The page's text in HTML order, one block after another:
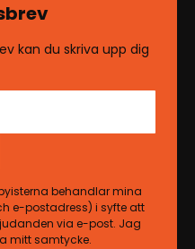
kan du skriva upp dig
behandlar mina
e-postadress) i syfte att
via e-post. Jag
mitt samtycke.